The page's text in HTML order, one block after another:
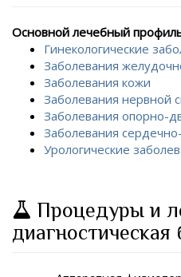
Основной лечебный
Гинекологические
Заболевания
Заболевания кожи
Заболевания нервной
Заболевания опорно-
Заболевания
Урологические
Процедуры и
диагностическая